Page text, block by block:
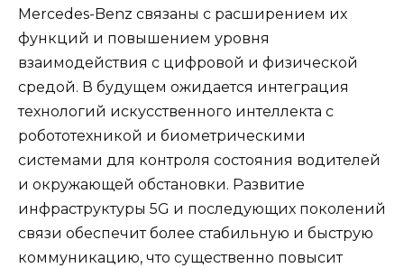
Mercedes-Benz связаны с расширением их
функций и повышением уровня
взаимодействия с цифровой и физической
средой. В будущем ожидается интеграция
технологий искусственного интеллекта с
робототехникой и биометрическими
системами для контроля состояния водителей
и окружающей обстановки. Развитие
инфраструктуры 5G и последующих поколений
связи обеспечит более стабильную и быструю
коммуникацию, что существенно повысит